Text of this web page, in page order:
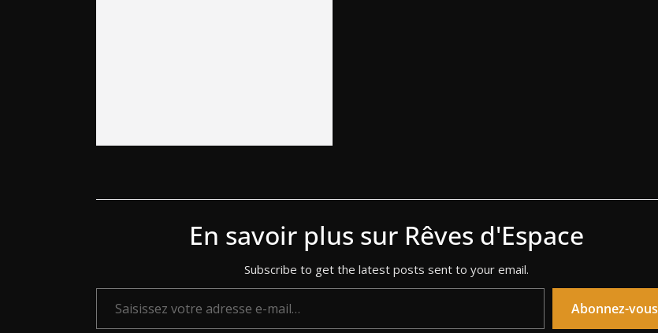
En savoir plus sur Rêves d'Espace
Subscribe to get the latest posts sent to your email.
Saisissez votre adresse e-mail…
Abonnez-vous